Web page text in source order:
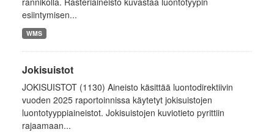
esiintymisen...
WMS
Jokisuistot
JOKISUISTOT (1130) Aineisto käsittää luontodirektiivin
vuoden 2025 raportoinnissa käytetyt jokisuistojen
luontotyyppiaineistot. Jokisuistojen kuviotieto pyrittiin
rajaamaan...